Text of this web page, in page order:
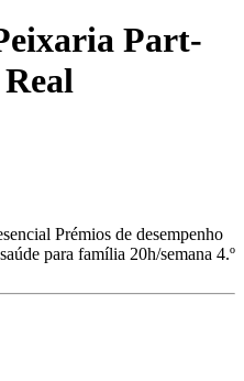
Part-
Prémios de desempenho
para família 20h/semana 4.º